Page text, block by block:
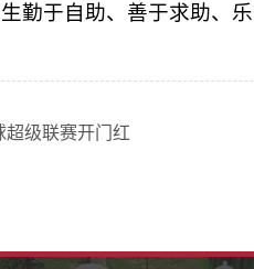
勤于自助、善于求助、
超级联赛开门红